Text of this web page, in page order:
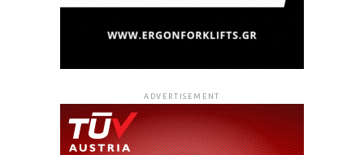
ADVERTISEMENT